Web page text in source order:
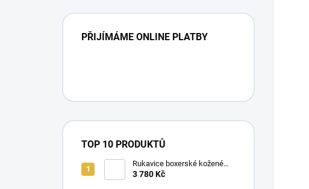
PŘIJÍMÁME ONLINE PLATBY
TOP 10 PRODUKTŮ
Rukavice boxerské kožené
Twins BGVL 3 modré
3 780 Kč